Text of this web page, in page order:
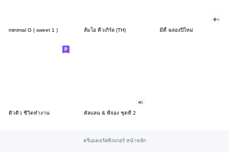
minimal G ( sweet 1 ) ส้มโอ คิ้วเกิร์ล (TH) มีดี้ ฉลองปีใหม่
ดิวดิว ชีวิตทำงาน คัลแลน & พี่จอง ชุดที่ 2
ครีเอเตอร์สติกเกอร์ หน้าหลัก